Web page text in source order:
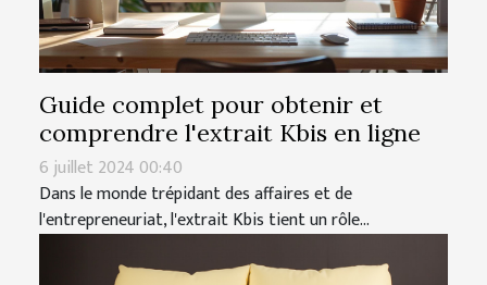
Guide complet pour obtenir et
comprendre l'extrait Kbis en ligne
6 juillet 2024 00:40
Dans le monde trépidant des affaires et de
l'entrepreneuriat, l'extrait Kbis tient un rôle...